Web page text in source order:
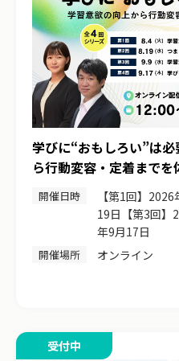
学びに“おもしろい”は
ら行動変容・定着までを
開催日時
【第1回】
19日【第3回】
年9月17日
開催場所 オンライン
受付中